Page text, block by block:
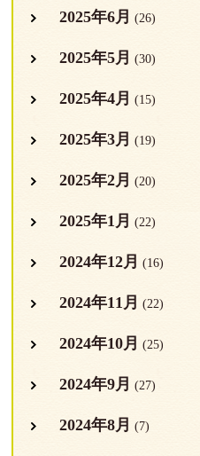
2025年6月 (26)
2025年5月 (30)
2025年4月 (15)
2025年3月 (19)
2025年2月 (20)
2025年1月 (22)
2024年12月 (16)
2024年11月 (22)
2024年10月 (25)
2024年9月 (27)
2024年8月 (7)